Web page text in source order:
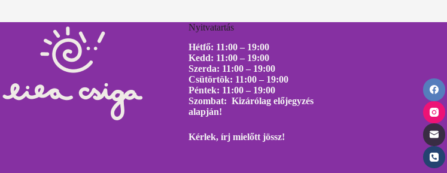
Nyitvatartás
Hétfő: 11:00 – 19:00
Kedd: 11:00 – 19:00
Szerda: 11:00 – 19:00
Csütörtök: 11:00 – 19:00
Péntek: 11:00 – 19:00
Szombat: Kizárólag előjegyzés
alapján!
Kérlek, írj mielőtt jössz!